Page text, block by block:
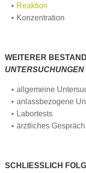
Reaktion
Konzentration
WEITERER
UNTERSUCHUNGEN
allgemeine
anlassbezogene
Labortests
ärztliches Gespräch
SCHLIESSLICH